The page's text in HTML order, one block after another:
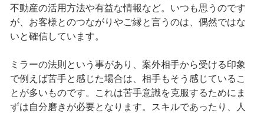
不動産の活用方法や有益な情報など。いつも思うのです
が、お客様とのつながりやご縁と言うのは、偶然ではな
いと確信しています。
ミラーの法則という事があり、案外相手から受ける印象
で例えば苦手と感じた場合は、相手もそう感じているこ
とが多いものです。これは苦手意識を克服するためにま
ずは自分磨きが必要となります。スキルであったり、人